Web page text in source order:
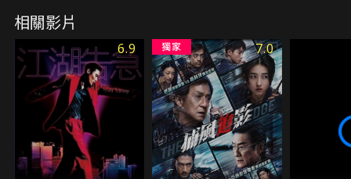
相關影片
6.9 7.0